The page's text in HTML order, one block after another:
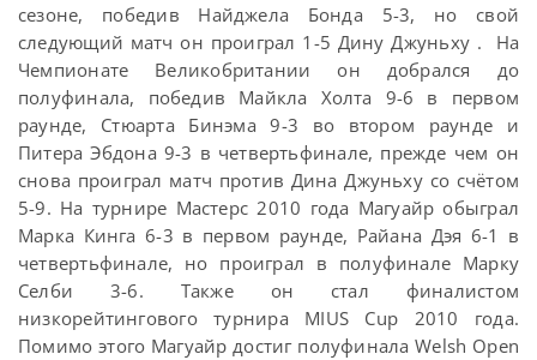
сезоне, победив Найджела Бонда 5-3, но свой
следующий матч он проиграл 1-5 Дину Джуньху . На
Чемпионате Великобритании он добрался до
полуфинала, победив Майкла Холта 9-6 в первом
раунде, Стюарта Бинэма 9-3 во втором раунде и
Питера Эбдона 9-3 в четвертьфинале, прежде чем он
снова проиграл матч против Дина Джуньху со счётом
5-9. На турнире Мастерс 2010 года Магуайр обыграл
Марка Кинга 6-3 в первом раунде, Райана Дэя 6-1 в
четвертьфинале, но проиграл в полуфинале Марку
Селби 3-6. Также он стал финалистом
низкорейтингового турнира MIUS Cup 2010 года.
Помимо этого Магуайр достиг полуфинала Welsh Open